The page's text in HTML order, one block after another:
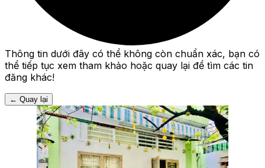
Thông tin dưới đây có thể không còn chuẩn xác, bạn có
thể tiếp tục xem tham khảo hoặc quay lại để tìm các tin
đăng khác!
← Quay lại